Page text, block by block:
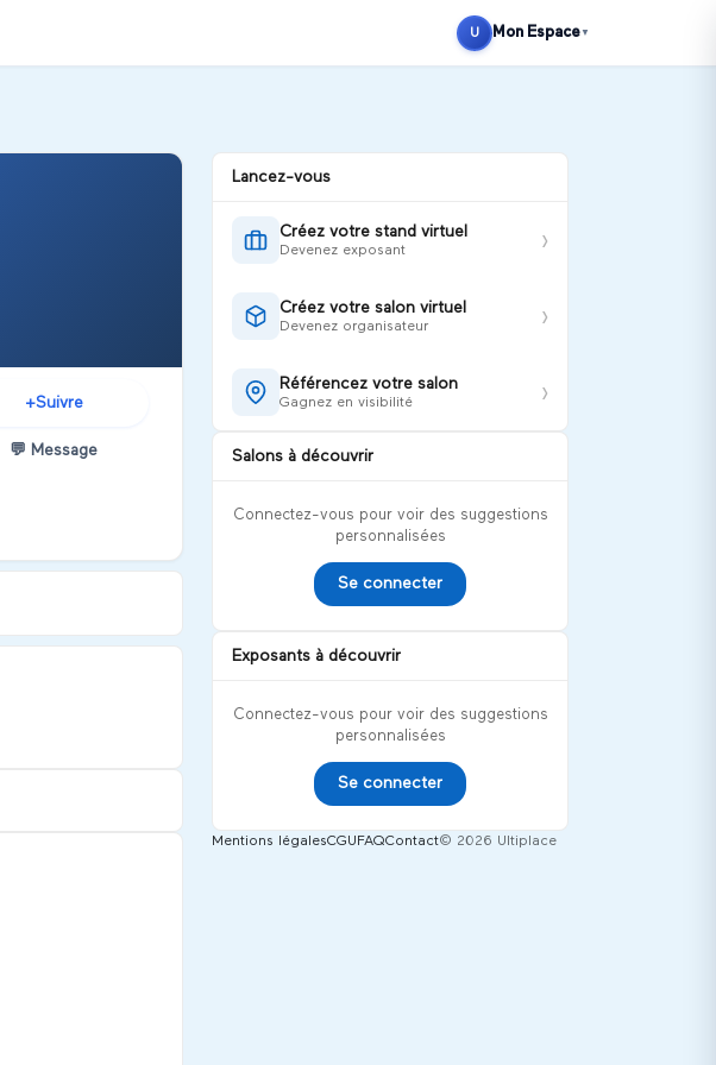
S'inscrire
U Mon Espace ▼
+Suivre
💬 Message
Lancez-vous
Créez votre stand virtuel
Devenez exposant ›
Créez votre salon virtuel
Devenez organisateur ›
Référencez votre salon
Gagnez en visibilité ›
Salons à découvrir
Connectez-vous pour voir des suggestions
personnalisées
Se connecter
Exposants à découvrir
Connectez-vous pour voir des suggestions
personnalisées
Se connecter
Mentions légalesCGU FAQContact© 2026 Ultiplace